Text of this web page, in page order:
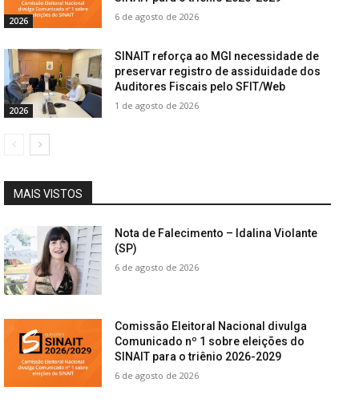
2026 6 de agosto de 2026
2026
SINAIT reforça ao MGI necessidade de
preservar registro de assiduidade dos
Auditores Fiscais pelo SFIT/Web
1 de agosto de 2026
MAIS VISTOS
Nota de Falecimento – Idalina Violante
(SP)
6 de agosto de 2026
Comissão Eleitoral Nacional divulga
Comunicado nº 1 sobre eleições do
SINAIT para o triênio 2026-2029
6 de agosto de 2026